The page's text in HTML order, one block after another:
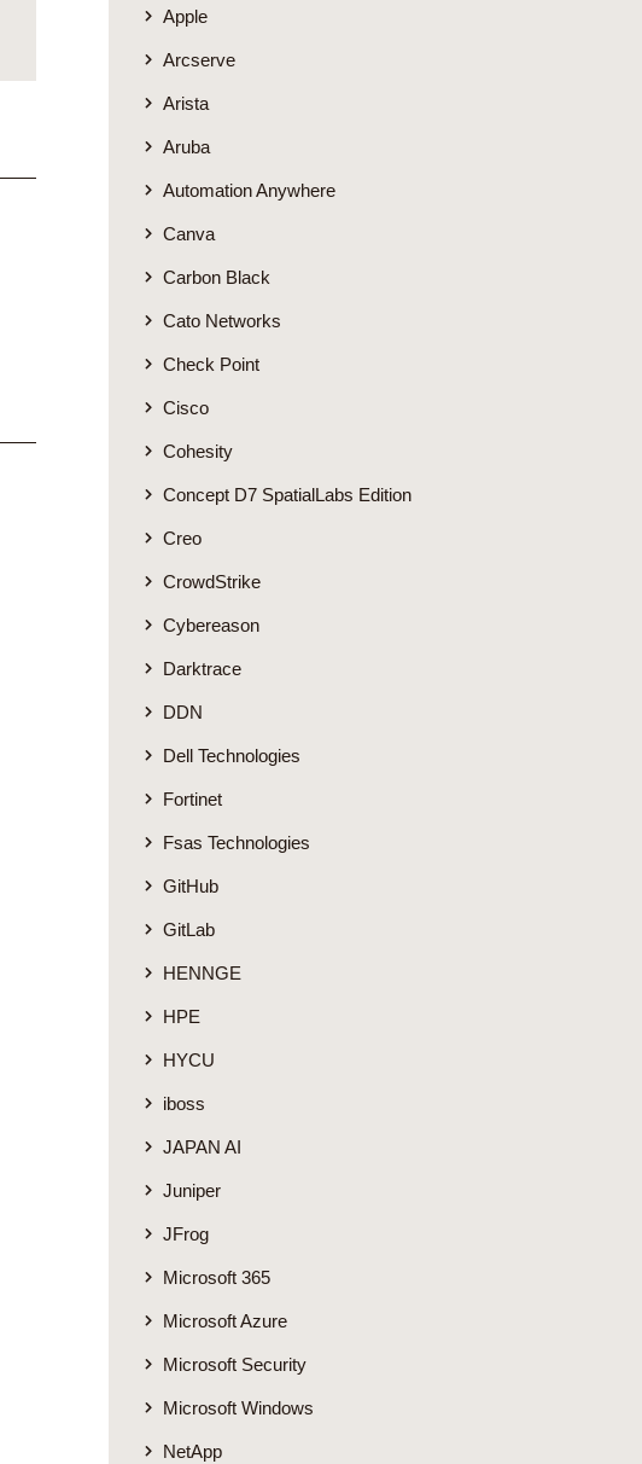
Apple
Arcserve
Arista
Aruba
Automation Anywhere
Canva
Carbon Black
Cato Networks
Check Point
Cisco
Cohesity
Concept D7 SpatialLabs Edition
Creo
CrowdStrike
Cybereason
Darktrace
DDN
Dell Technologies
Fortinet
Fsas Technologies
GitHub
GitLab
HENNGE
HPE
HYCU
iboss
JAPAN AI
Juniper
JFrog
Microsoft 365
Microsoft Azure
Microsoft Security
Microsoft Windows
NetApp